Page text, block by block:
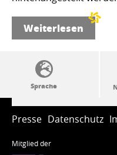
Weiterlesen
SSW-Politik von A bis Z
Presse Datenschutz
Mitglied der